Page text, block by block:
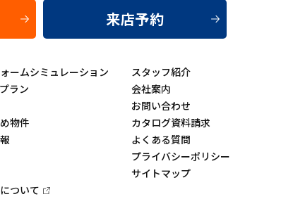
来店予約
ームシミュレーション
ラン
物件
ついて
スタッフ紹介
会社案内
お問い合わせ
カタログ資料請求
よくある質問
プライバシーポリシー
サイトマップ